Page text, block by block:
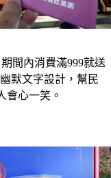
間內消費滿999就送
默文字設計，幫民
會心一笑。